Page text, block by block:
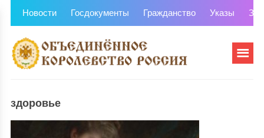
Новости Госдокументы Гражданство Указы
здоровье